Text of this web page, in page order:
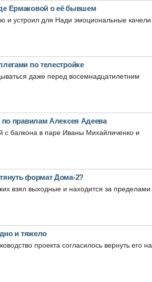
Ермаковой о её бывшем
и устроил для Нади эмоциональные качели
по телестройке
даже перед восемнадцатилетним
по правилам Алексея Адеева
балкона в паре Иваны Михайличенко и
формат Дома-2?
взял выходные и находится за пределами
и тяжело
проекта согласилось вернуть его на